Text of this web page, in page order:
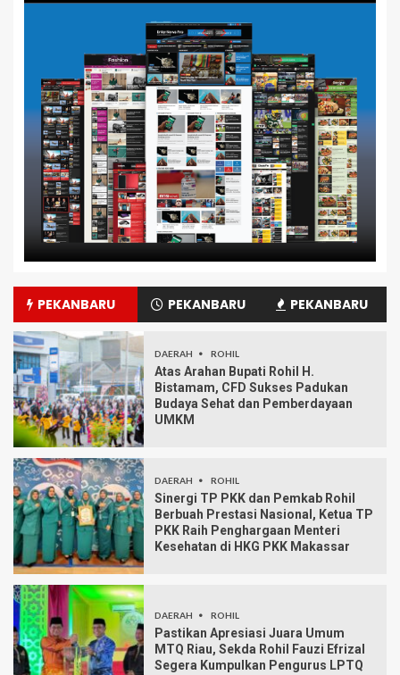
PEKANBARU PEKANBARU PEKANBARU
DAERAH ROHIL
Atas Arahan Bupati Rohil H.
Bistamam, CFD Sukses Padukan
Budaya Sehat dan Pemberdayaan
UMKM
DAERAH ROHIL
Sinergi TP PKK dan Pemkab Rohil
Berbuah Prestasi Nasional, Ketua TP
PKK Raih Penghargaan Menteri
Kesehatan di HKG PKK Makassar
DAERAH ROHIL
Pastikan Apresiasi Juara Umum
MTQ Riau, Sekda Rohil Fauzi Efrizal
Segera Kumpulkan Pengurus LPTQ